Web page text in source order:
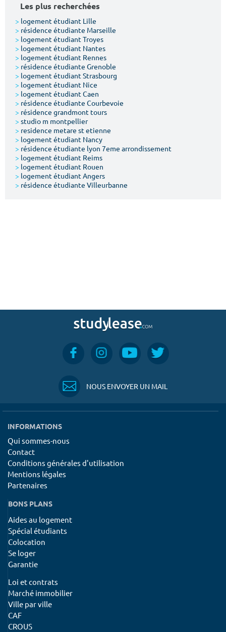
Type de location
Votre date d'entrée
Chercher
Les plus recherchées
> logement étudiant Lille
> résidence étudiante Marseille
> logement étudiant Troyes
> logement étudiant Nantes
> logement étudiant Rennes
> résidence étudiante Grenoble
> logement étudiant Strasbourg
> logement étudiant Nice
> logement étudiant Caen
> résidence étudiante Courbevoie
> résidence grandmont tours
> studio m montpellier
> residence metare st etienne
> logement étudiant Nancy
> résidence étudiante lyon 7eme arrondissement
> logement étudiant Reims
> logement étudiant Rouen
> logement étudiant Angers
> résidence étudiante Villeurbanne
NOUS ENVOYER UN MAIL
INFORMATIONS
Qui sommes-nous
Contact
Conditions générales d'utilisation
Mentions légales
Partenaires
BONS PLANS
Aides au logement
Spécial étudiants
Colocation
Se loger
Garantie
Loi et contrats
Marché immobilier
Ville par ville
CAF
CROUS